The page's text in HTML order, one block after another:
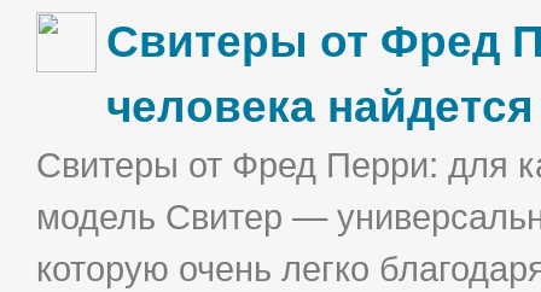
Свитеры от Фред
человека
Свитеры от Фред Перри: для
модель Свитер —
которую очень легко